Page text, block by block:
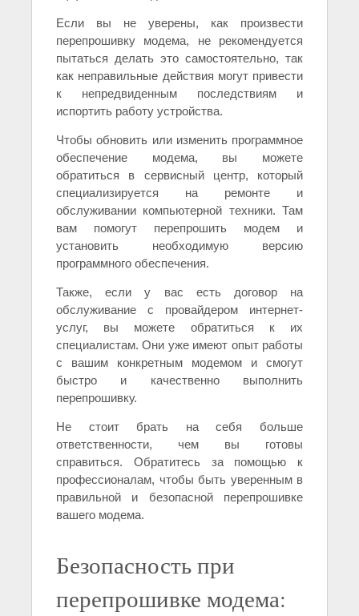
Если вы не уверены, как произвести
перепрошивку модема, не рекомендуется
пытаться делать это самостоятельно, так
как неправильные действия могут привести
к непредвиденным последствиям и
испортить работу устройства.
Чтобы обновить или изменить программное
обеспечение модема, вы можете
обратиться в сервисный центр, который
специализируется на ремонте и
обслуживании компьютерной техники. Там
вам помогут перепрошить модем и
установить необходимую версию
программного обеспечения.
Также, если у вас есть договор на
обслуживание с провайдером интернет-
услуг, вы можете обратиться к их
специалистам. Они уже имеют опыт работы
с вашим конкретным модемом и смогут
быстро и качественно выполнить
перепрошивку.
Не стоит брать на себя больше
ответственности, чем вы готовы
справиться. Обратитесь за помощью к
профессионалам, чтобы быть уверенным в
правильной и безопасной перепрошивке
вашего модема.
Безопасность при
перепрошивке модема: